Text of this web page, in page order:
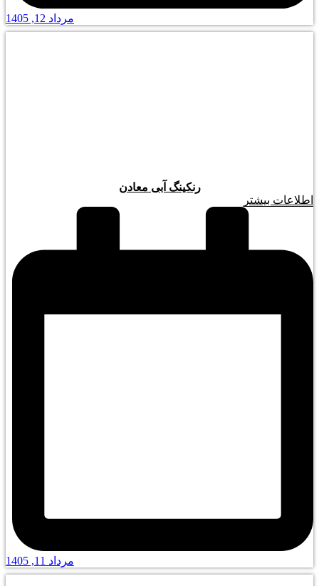
مرداد 12, 1405
رنکینگ آبی معادن
اطلاعات بیشتر
مرداد 11, 1405